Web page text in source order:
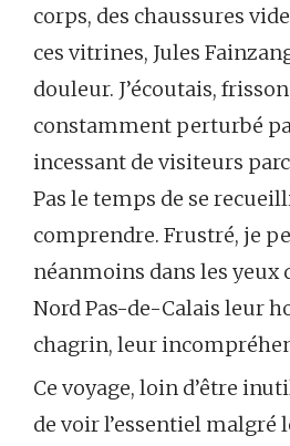
corps, des chaussures
ces vitrines, Jules
douleur. J’écoutais,
constamment perturbé
incessant de visiteurs
Pas le temps de se
comprendre. Frustré, je
néanmoins dans les yeux
Nord Pas-de-Calais leur
chagrin, leur
Ce voyage, loin d’être
de voir l’essentiel malgré